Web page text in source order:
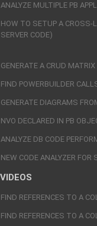
ANALYZE MULTIPLE PB
HOW TO SETUP A CROSS-
SERVER CODE)
GENERATE A CRUD MATRIX
FIND POWERBUILDER
GENERATE DIAGRAMS
NVO DECLARED IN PB
ANALYZE DB CODE
NEW CODE ANALYZER FOR
VIDEOS
FIND REFERENCES TO A
FIND REFERENCES TO A